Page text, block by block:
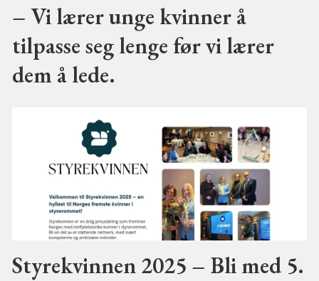
– Vi lærer unge kvinner å
tilpasse seg lenge før vi lærer
dem å lede.
Styrekvinnen 2025 – Bli med 5.